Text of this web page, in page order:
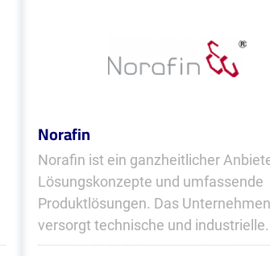
Norafin
Norafin ist ein ganzheitlicher
Lösungskonzepte und umfassende
Produktlösungen. Das Unternehmen
versorgt technische und